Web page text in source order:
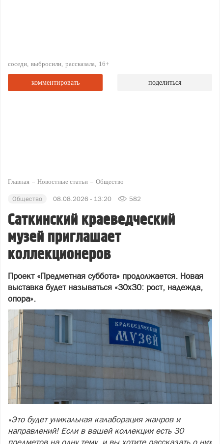
соседи выбросили рассказала 16+
комментировать поделиться
Главная Новостные статьи Общество
Общество 08.08.2026 - 13:20 582
Саткинский краеведческий
музей приглашает
коллекционеров
Проект «Предметная суббота» продолжается. Новая
выставка будет называться «30х30: рост, надежда,
опора».
«Это будет уникальная калаборация жанров и
направлений! Если в вашей коллекции есть 30